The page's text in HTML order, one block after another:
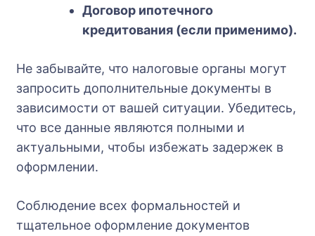
Договор ипотечного
кредитования (если применимо).
Не забывайте, что налоговые органы могут
запросить дополнительные документы в
зависимости от вашей ситуации. Убедитесь,
что все данные являются полными и
актуальными, чтобы избежать задержек в
оформлении.
Соблюдение всех формальностей и
тщательное оформление документов